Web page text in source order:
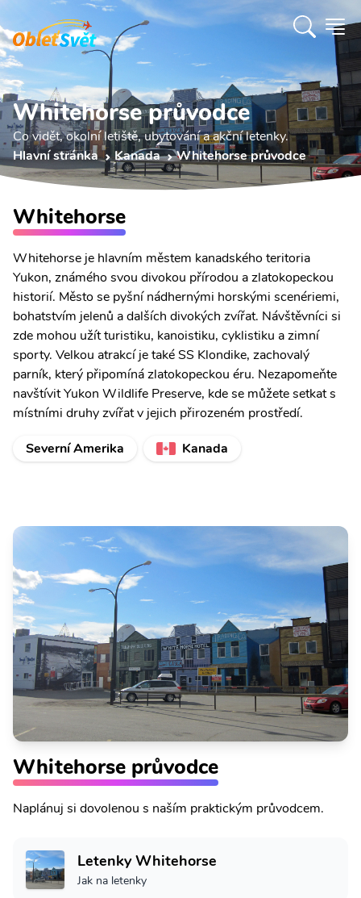
Whitehorse průvodce
Co vidět, okolní letiště, ubytování a akční letenky.
Hlavní stránka
Kanada Whitehorse průvodce
Whitehorse
Whitehorse je hlavním městem kanadského teritoria
Yukon, známého svou divokou přírodou a zlatokopeckou
historií. Město se pyšní nádhernými horskými scenériemi,
bohatstvím jelenů a dalších divokých zvířat. Návštěvníci si
zde mohou užít turistiku, kanoistiku, cyklistiku a zimní
sporty. Velkou atrakcí je také SS Klondike, zachovalý
parník, který připomíná zlatokopeckou éru. Nezapomeňte
navštívit Yukon Wildlife Preserve, kde se můžete setkat s
místními druhy zvířat v jejich přirozeném prostředí.
Severní Amerika
Kanada
Whitehorse průvodce
Naplánuj si dovolenou s naším praktickým průvodcem.
Letenky Whitehorse
Jak na letenky